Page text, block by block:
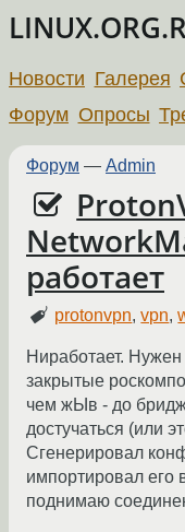
Новости Галерея
Форум Опросы
Форум — Admin
работает
protonvpn,vpn,
Ниработает. Нужен
закрытые
чем жЫв - до
достучаться (или
Сгенерировал
импортировал его
поднимаю